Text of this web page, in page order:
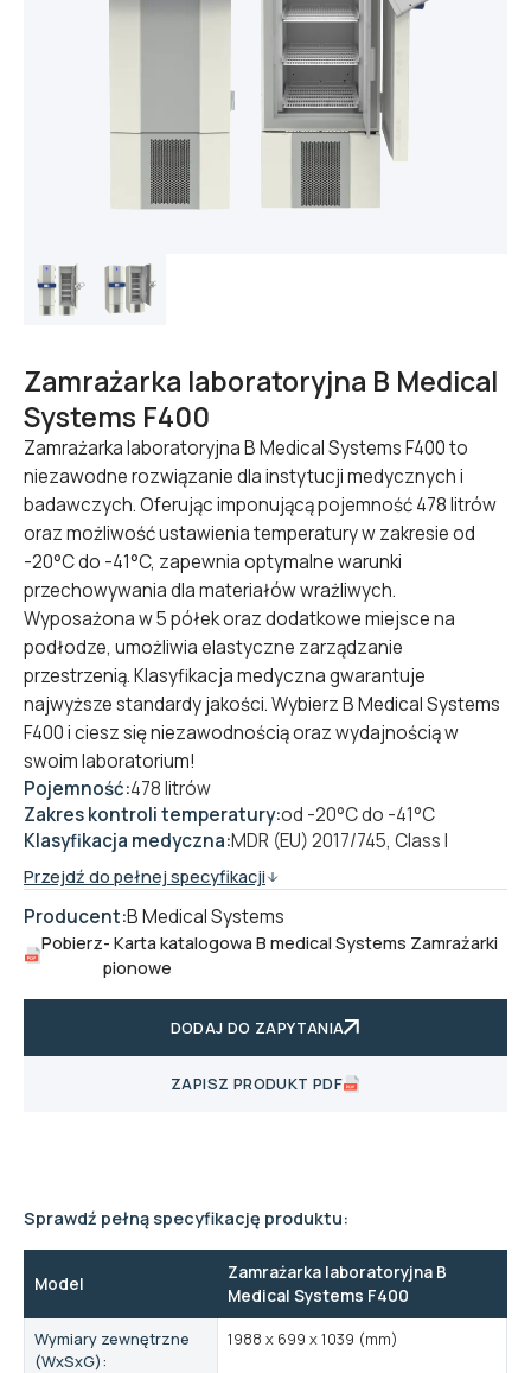
Zamrażarka laboratoryjna B Medical
Systems F400
Zamrażarka laboratoryjna B Medical Systems F400 to
niezawodne rozwiązanie dla instytucji medycznych i
badawczych. Oferując imponującą pojemność 478 litrów
oraz możliwość ustawienia temperatury w zakresie od
-20°C do -41°C, zapewnia optymalne warunki
przechowywania dla materiałów wrażliwych.
Wyposażona w 5 półek oraz dodatkowe miejsce na
podłodze, umożliwia elastyczne zarządzanie
przestrzenią. Klasyfikacja medyczna gwarantuje
najwyższe standardy jakości. Wybierz B Medical Systems
F400 i ciesz się niezawodnością oraz wydajnością w
swoim laboratorium!
Pojemność:478 litrów
Zakres kontroli temperatury:od -20°C do -41°C
Klasyfikacja medyczna:MDR (EU) 2017/745, Class I
Przejdź do pełnej specyfikacji
Producent:B Medical Systems
Pobierz- Karta katalogowa B medical Systems Zamrażarki
pionowe
DODAJ DO ZAPYTANIA
ZAPISZ PRODUKT PDF
Sprawdź pełną specyfikację produktu:
Model
Zamrażarka laboratoryjna B
Medical Systems F400
Wymiary zewnętrzne
(WxSxG):
1988 x 699 x 1039 (mm)